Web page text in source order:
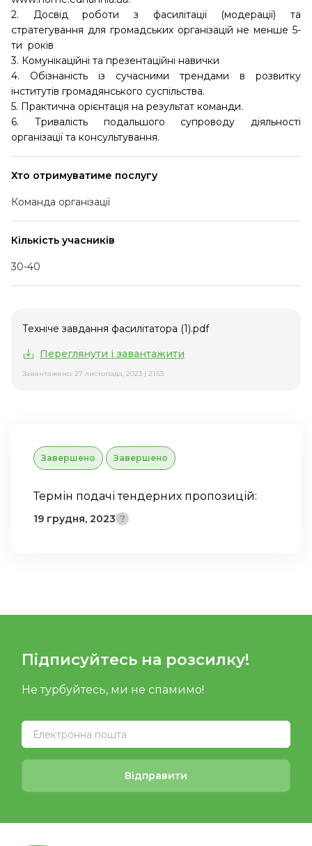
2. Досвід роботи з фасилітації (модерації) та
стратегування для громадських організацій не менше 5-
ти років
3. Комунікаційні та презентаційні навички
4. Обізнаність із сучасними трендами в розвитку
інститутів громадянського суспільства.
5. Практична орієнтація на результат команди.
6. Тривалість подальшого супроводу діяльності
організації та консультування.
Хто отримуватиме послугу
Команда організації
Кількість учасників
30-40
Техніче завдання фасилітатора (1).pdf
Переглянути і завантажити
Завантажено: 27 листопада, 2023 | 21:53
Завершено Завершено
Термін подачі тендерних пропозицій:
19 грудня, 2023
Підписуйтесь на розсилку!
Не турбуйтесь, ми не спамимо!
Відправити